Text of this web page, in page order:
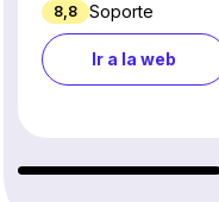
8,8 Soporte
Ir a la web